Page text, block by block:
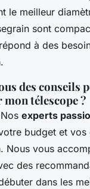
le meilleur
sont
à des
des conseils
télescope ?
experts
budget et
Nous vous
des
dans les